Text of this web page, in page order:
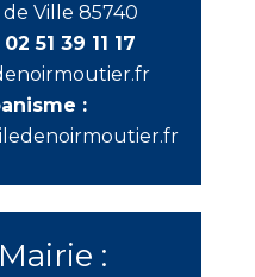
Ville 85740
02 51 39 11 17
:
: